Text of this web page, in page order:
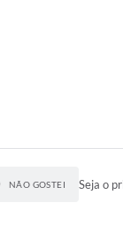
NÃO GOSTEI Seja o